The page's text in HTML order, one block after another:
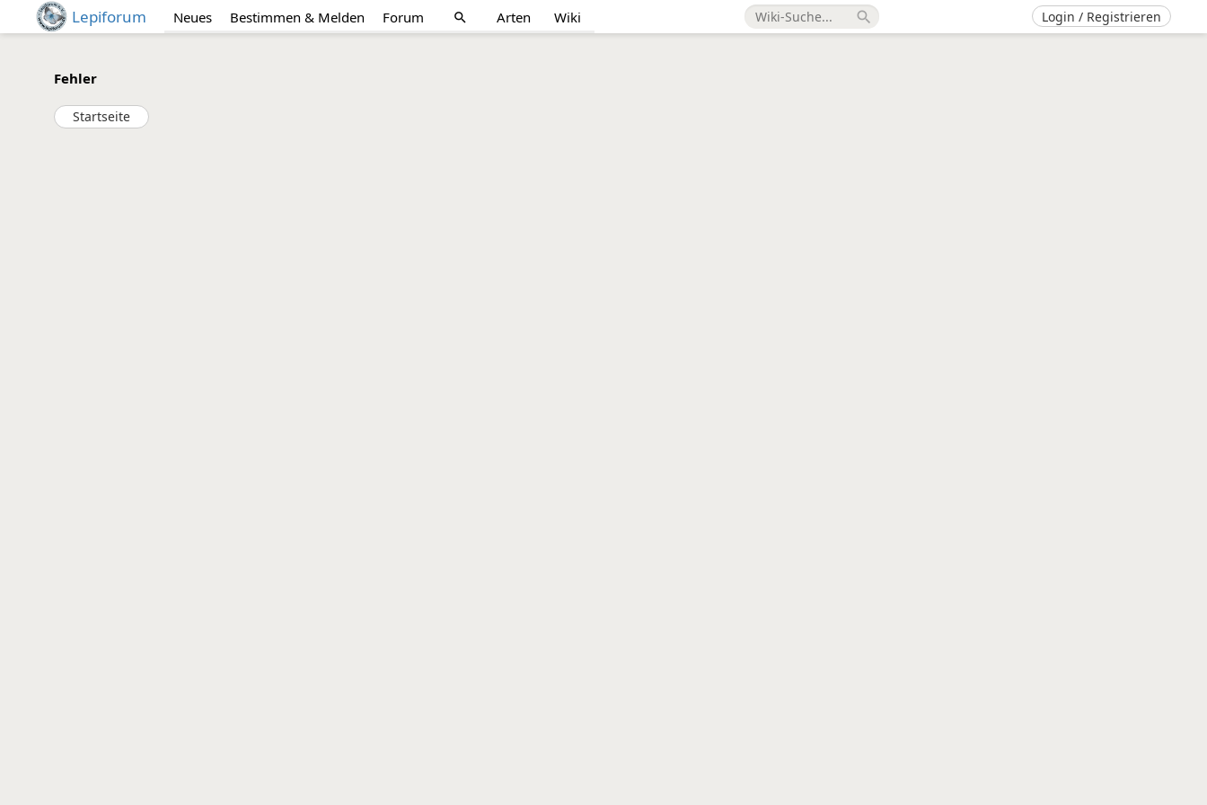
Lepiforum Neues Bestimmen & Melden Forum search Arten Wiki search Login / Registrieren
Fehler
Startseite